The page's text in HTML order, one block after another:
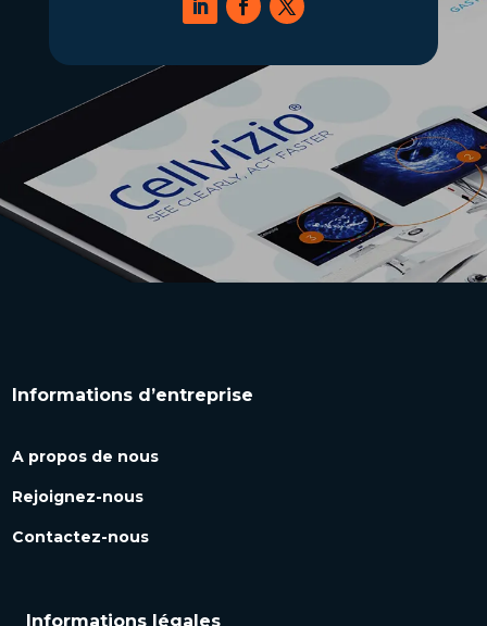
Informations d’entreprise
A propos de nous
Rejoignez-nous
Contactez-nous
Informations légales